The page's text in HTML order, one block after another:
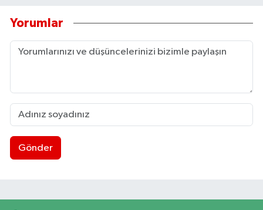
Yorumlar
Gönder